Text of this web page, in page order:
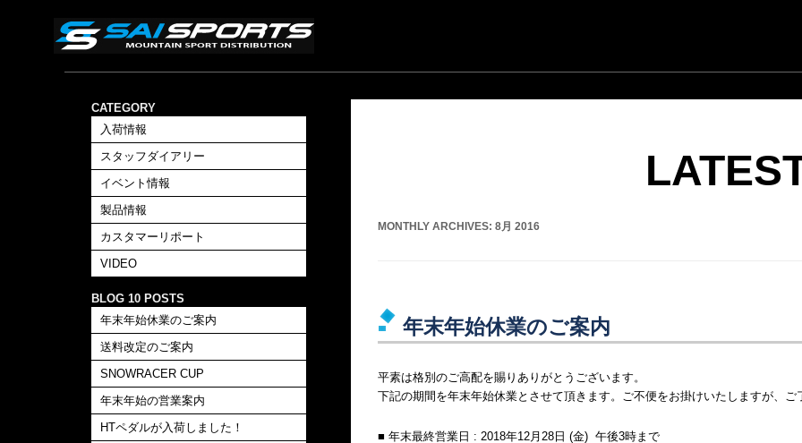
MONTHLY ARCHIVES: 8月 2016
年末年始休業のご案内
平素は格別のご高配を賜りありがとうございます。
下記の期間を年末年始休業とさせて頂きます。ご不便をお掛けいたしますが、
■ 年末最終営業日 : 2018年12月28日 (金) 午後3時まで
CATEGORY
入荷情報
スタッフダイアリー
イベント情報
製品情報
カスタマーリポート
VIDEO
BLOG 10 POSTS
年末年始休業のご案内
送料改定のご案内
SNOWRACER CUP
年末年始の営業案内
HTペダルが入荷しました！